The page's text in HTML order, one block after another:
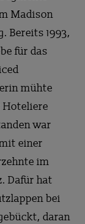
Madison
Bereits 1993,
für das
mühte
Hoteliere
war
einer
im
Dafür hat
bei
daran